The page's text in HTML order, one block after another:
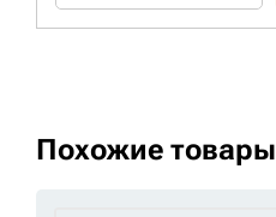
Похожие товары